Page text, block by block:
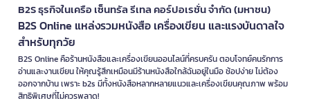
B2S ธุรกิจในเครือ เซ็นทรัล รีเทล คอร์ปอเรชั่น จำกัด (มหาชน)
B2S Online แหล่งรวมหนังสือ เครื่องเขียน และแรงบันดาลใจ
สำหรับทุกวัย
B2S Online คือร้านหนังสือและเครื่องเขียนออนไลน์ที่ครบครัน ตอบโจทย์คนรักการ
อ่านและงานเขียน ให้คุณรู้สึกเหมือนมีร้านหนังสือใกล้ฉันอยู่ในมือ ช้อปง่าย ไม่ต้อง
ออกจากบ้าน เพราะ b2s มีทั้งหนังสือหลากหลายแนวและเครื่องเขียนคุณภาพ พร้อม
สิทธิพิเศษที่ไม่ควรพลาด!